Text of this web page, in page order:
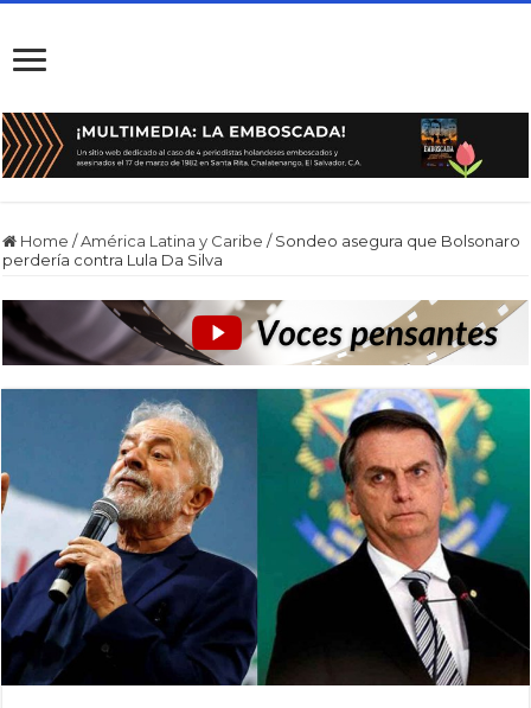
Home /América Latina y Caribe / Sondeo asegura que Bolsonaro
perdería contra Lula Da Silva